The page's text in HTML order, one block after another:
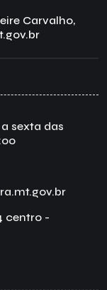
Carvalho,
sexta das
centro -